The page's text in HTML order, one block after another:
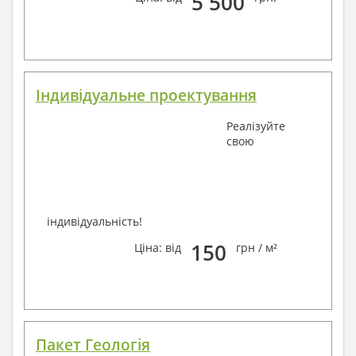
зв'язку: замовте зворотній дзвінок, viber, e-mail,
Індивідуальне проектування
Реалізуйте
свою
індивідуальність!
Ціна: від
150 грн / м²
Пакет Геологія